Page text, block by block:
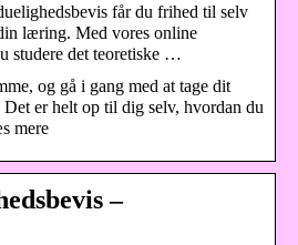
får du frihed til selv
læring. Med vores online
studere det teoretiske …
og gå i gang med at tage dit
er helt op til dig selv, hvordan du
mere
–